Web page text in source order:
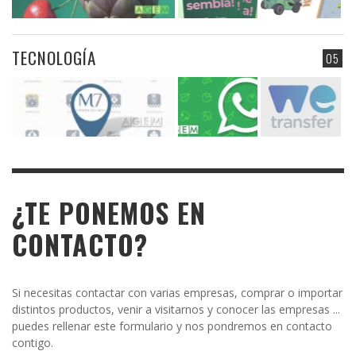
05
TECNOLOGÍA
¿TE PONEMOS EN
CONTACTO?
Si necesitas contactar con varias empresas, comprar o importar
distintos productos, venir a visitarnos y conocer las empresas ...
puedes rellenar este formulario y nos pondremos en contacto
contigo.